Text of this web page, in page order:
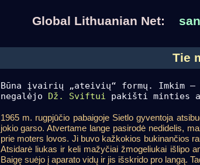
Global Lithuanian Net:
Tie
Būna įvairių „ateivių“ formų. Imkim
negalėjo Dž. Sviftui pakišti minties
1965 m. rugpjūčio pabaigoje Sietlo gyventoja
jokio garso. Atvertame lange pasirodė nedidelis,
prie moters lovos. Ji buvo kažkokios bukinančios
Atsidarė liukas ir keli mažyčiai žmogeliukai išlipo
Baigę suėjo į aparato vidų ir jis išskrido pro langą.